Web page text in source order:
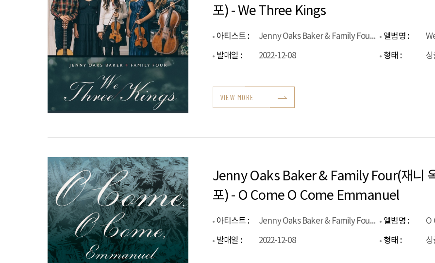
포) - We Three Kings
아티스트 : Jenny Oaks Baker & Family Four(재니 옥스 베이커 & 패밀리 포) 앨범명 :
발매일 :
2022-12-08 형태 :
VIEW MORE
Jenny Oaks Baker & Family Four(재니
포) - O Come O Come Emmanuel
아티스트 : Jenny Oaks Baker & Family Four(재니 옥스 베이커 & 패밀리 포) 앨범명 :
O
발매일 :
2022-12-08 형태 :